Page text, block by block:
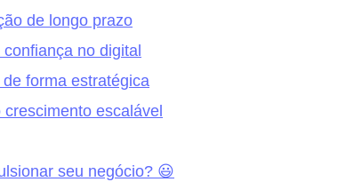
de longo prazo
no digital
forma estratégica
escalável
seu negócio? 😃